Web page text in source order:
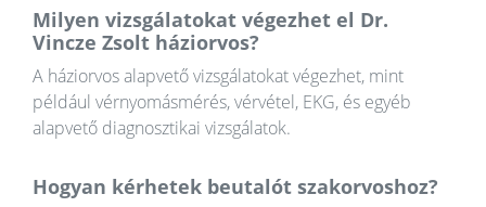
Milyen vizsgálatokat végezhet el Dr.
Vincze Zsolt háziorvos?
A háziorvos alapvető vizsgálatokat végezhet, mint
például vérnyomásmérés, vérvétel, EKG, és egyéb
alapvető diagnosztikai vizsgálatok.
Hogyan kérhetek beutalót szakorvoshoz?